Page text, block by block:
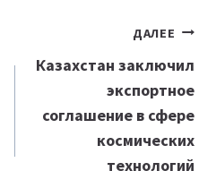
ДАЛЕЕ
Казахстан заключил
экспортное
соглашение в сфере
космических
технологий